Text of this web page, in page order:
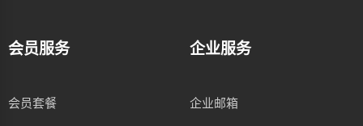
会员服务
会员套餐
企业服务
企业邮箱